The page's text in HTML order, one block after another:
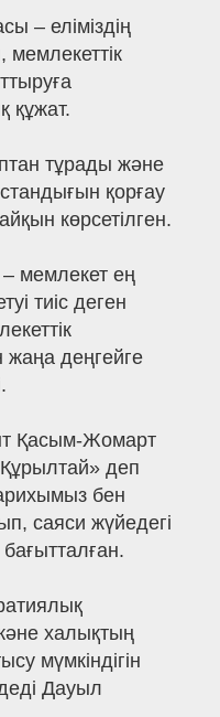
– еліміздің
құжат.
тұрады және
қорғау
көрсетілген.
– мемлекет ең
тиіс деген
деңгейге
Қасым-Жомарт
деп
бен
саяси жүйедегі
халықтың
мүмкіндігін
Дауыл